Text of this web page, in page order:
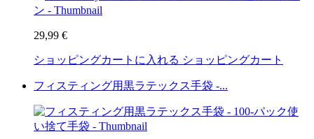
29,99 €
ショッピングカートに入れる ショッピングカート
フィスティング用黒ラテックス手袋 -...